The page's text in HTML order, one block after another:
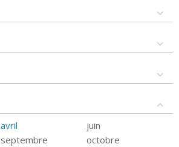
avril
juin
septembre
octobre